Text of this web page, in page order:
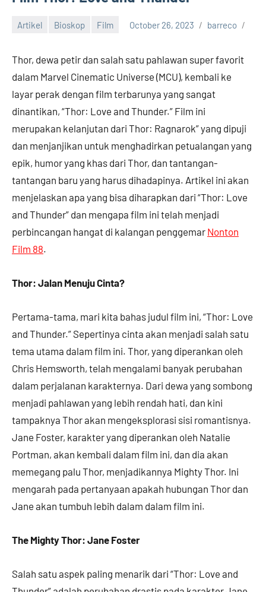
Film
Artikel Bioskop Film October 26, 2023 barreco
Thor, dewa petir dan salah satu pahlawan super favorit
dalam Marvel Cinematic Universe (MCU), kembali ke
layar perak dengan film terbarunya yang sangat
dinantikan, “Thor: Love and Thunder.” Film ini
merupakan kelanjutan dari Thor: Ragnarok” yang dipuji
dan menjanjikan untuk menghadirkan petualangan yang
epik, humor yang khas dari Thor, dan tantangan-
tantangan baru yang harus dihadapinya. Artikel ini akan
menjelaskan apa yang bisa diharapkan dari “Thor: Love
and Thunder” dan mengapa film ini telah menjadi
perbincangan hangat di kalangan penggemar Nonton
Film 88.
Thor: Jalan Menuju Cinta?
Pertama-tama, mari kita bahas judul film ini, “Thor: Love
and Thunder.” Sepertinya cinta akan menjadi salah satu
tema utama dalam film ini. Thor, yang diperankan oleh
Chris Hemsworth, telah mengalami banyak perubahan
dalam perjalanan karakternya. Dari dewa yang sombong
menjadi pahlawan yang lebih rendah hati, dan kini
tampaknya Thor akan mengeksplorasi sisi romantisnya.
Jane Foster, karakter yang diperankan oleh Natalie
Portman, akan kembali dalam film ini, dan dia akan
memegang palu Thor, menjadikannya Mighty Thor. Ini
mengarah pada pertanyaan apakah hubungan Thor dan
Jane akan tumbuh lebih dalam dalam film ini.
The Mighty Thor: Jane Foster
Salah satu aspek paling menarik dari “Thor: Love and